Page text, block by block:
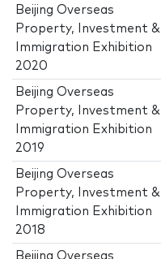
Beijing Overseas
Property, Investment &
Immigration Exhibition
2020
Beijing Overseas
Property, Investment &
Immigration Exhibition
2019
Beijing Overseas
Property, Investment &
Immigration Exhibition
2018
Beijing Overseas